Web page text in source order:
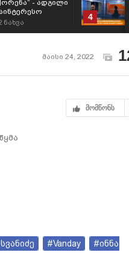
- ადგილი
ნახვა
4
მაისი 24, 2022
მომწონს
#Vanday
#ინნა